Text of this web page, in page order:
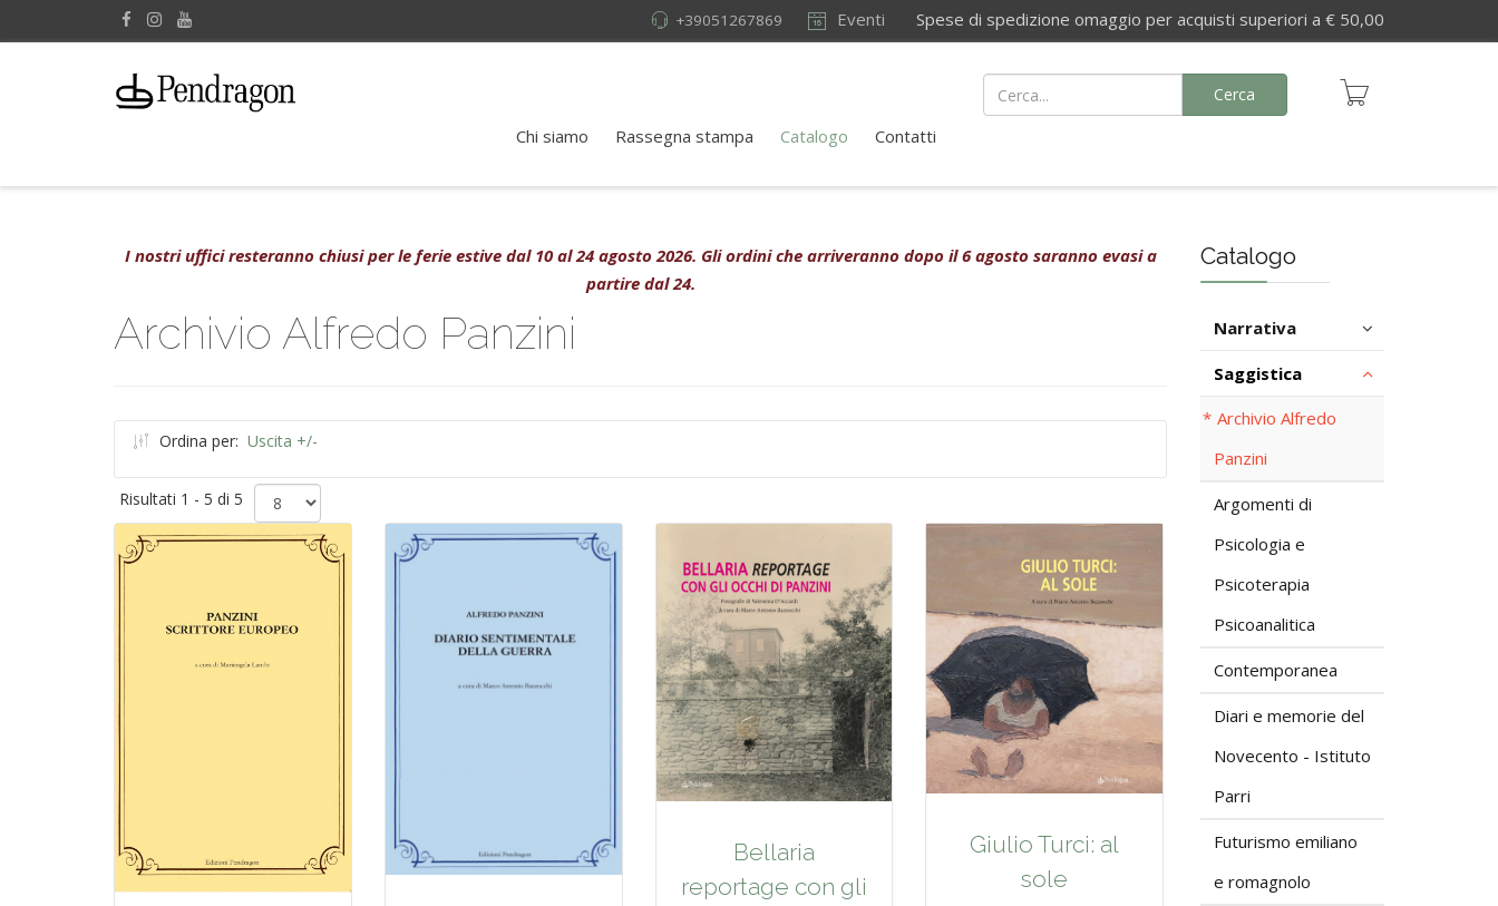
Eventi Spese di spedizione omaggio per acquisti superiori a € 50,00
+39051267869
Chi siamo Rassegna stampa Catalogo Contatti
Cerca
I nostri uffici resteranno chiusi per le ferie estive dal 10 al 24 agosto 2026. Gli ordini che arriveranno dopo il 6 agosto saranno evasi a
partire dal 24.
Archivio Alfredo Panzini
Ordina per: Uscita +/-
Risultati 1 - 5 di 5
Bellaria
reportage con gli
Giulio Turci: al
sole
Catalogo
Narrativa
Saggistica
Archivio Alfredo
Panzini
Argomenti di
Psicologia e
Psicoterapia
Psicoanalitica
Contemporanea
Diari e memorie del
Novecento - Istituto
Parri
Futurismo emiliano
e romagnolo